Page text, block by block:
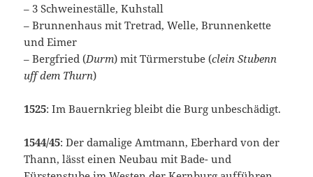
– 3 Schweineställe, Kuhstall
– Brunnenhaus mit Tretrad, Welle, Brunnenkette
und Eimer
– Bergfried (Durm) mit Türmerstube (clein Stubenn
uff dem Thurn)
1525: Im Bauernkrieg bleibt die Burg unbeschädigt.
1544/45: Der damalige Amtmann, Eberhard von der
Thann, lässt einen Neubau mit Bade- und